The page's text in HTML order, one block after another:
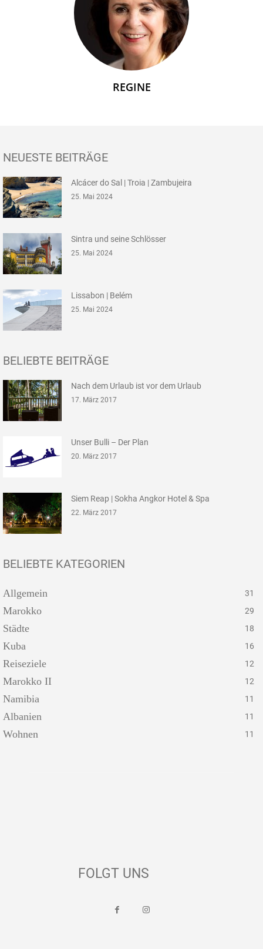
REGINE
NEUESTE BEITRÄGE
Alcácer do Sal | Troia | Zambujeira
25. Mai 2024
Sintra und seine Schlösser
25. Mai 2024
Lissabon | Belém
25. Mai 2024
BELIEBTE BEITRÄGE
Nach dem Urlaub ist vor dem Urlaub
17. März 2017
Unser Bulli – Der Plan
20. März 2017
Siem Reap | Sokha Angkor Hotel & Spa
22. März 2017
BELIEBTE KATEGORIEN
Allgemein 31
Marokko 29
Städte 18
Kuba 16
Reiseziele 12
Marokko II 12
Namibia 11
Albanien 11
Wohnen 11
FOLGT UNS